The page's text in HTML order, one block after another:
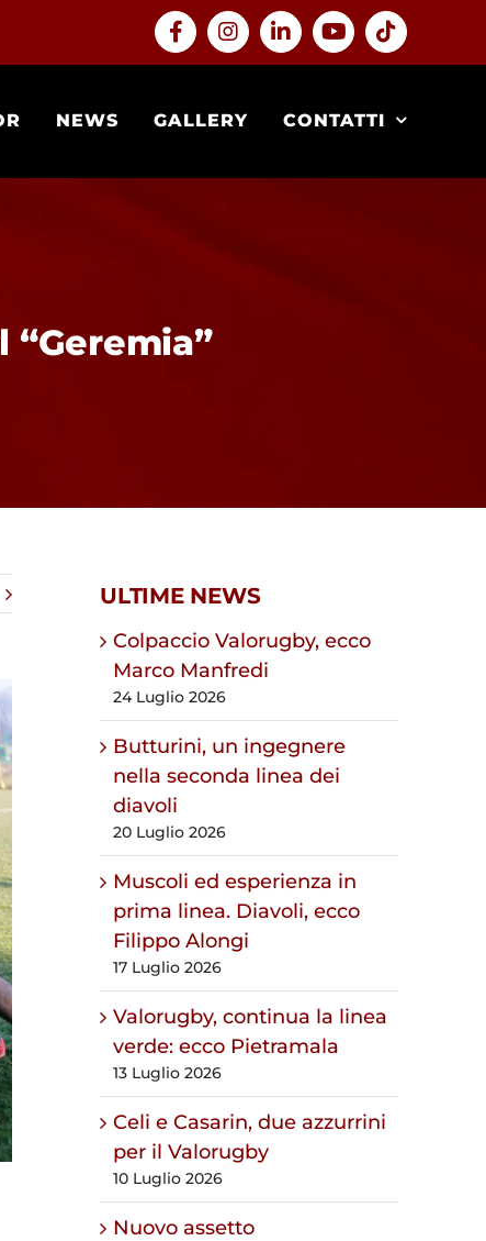
FacebookInstagramLinkedInYouTubeTiktok
NEWS GALLERY CONTATTI
ULTIME NEWS
Colpaccio Valorugby, ecco
Marco Manfredi
24 Luglio 2026
Butturini, un ingegnere
nella seconda linea dei
diavoli
20 Luglio 2026
Muscoli ed esperienza in
prima linea. Diavoli, ecco
Filippo Alongi
17 Luglio 2026
Valorugby, continua la linea
verde: ecco Pietramala
13 Luglio 2026
Celi e Casarin, due azzurrini
per il Valorugby
10 Luglio 2026
Nuovo assetto